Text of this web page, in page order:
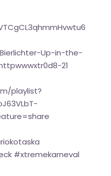
Up-in-the-
21
playlist?
#xtremekarneval